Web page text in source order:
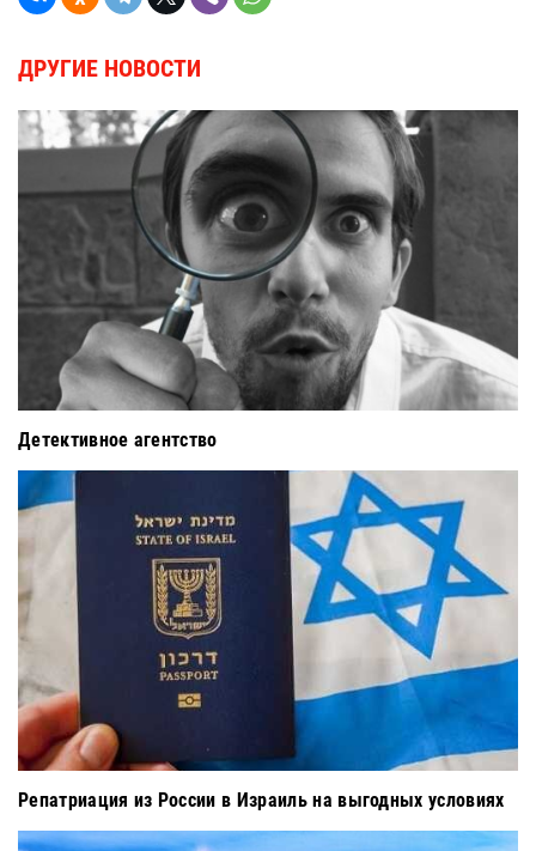
ДРУГИЕ НОВОСТИ
Детективное агентство
Репатриация из России в Израиль на выгодных условиях